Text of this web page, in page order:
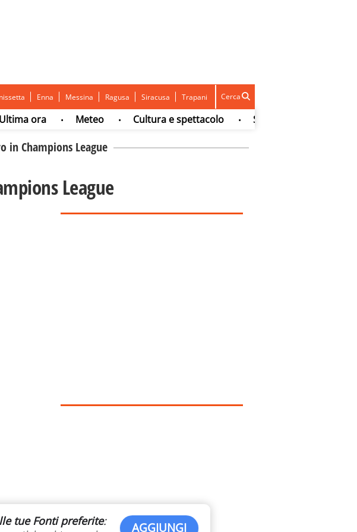
Enna Messina Ragusa Siracusa Trapani Cerca
ora • Meteo • Cultura e spettacolo • Sport
in Champions League
League
tue Fonti preferite:
AGGIUNGI